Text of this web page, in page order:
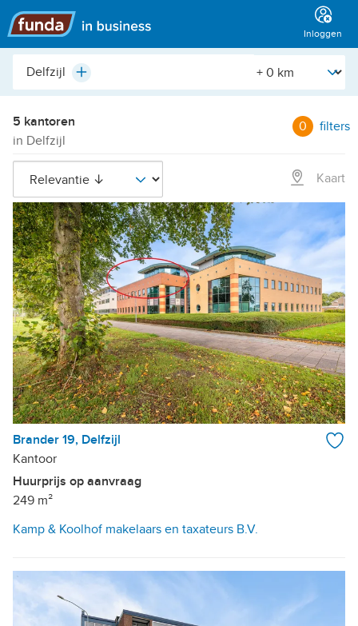
Hoofdmenu
Inloggen
Plaats,
etc.
Plus [Straal]
5 kantoren
in Delfzijl
0 filters
Kaart
Brander 19, Delfzijl
Kantoor
Huurprijs op aanvraag
249 m²
Kamp & Koolhof makelaars en taxateurs B.V.